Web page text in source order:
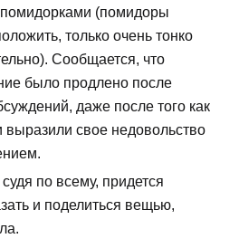
(помидоры
только очень тонко
Сообщается, что
было продлено после
даже после того как
выразили свое недовольство
по всему, придется
и поделиться вещью,